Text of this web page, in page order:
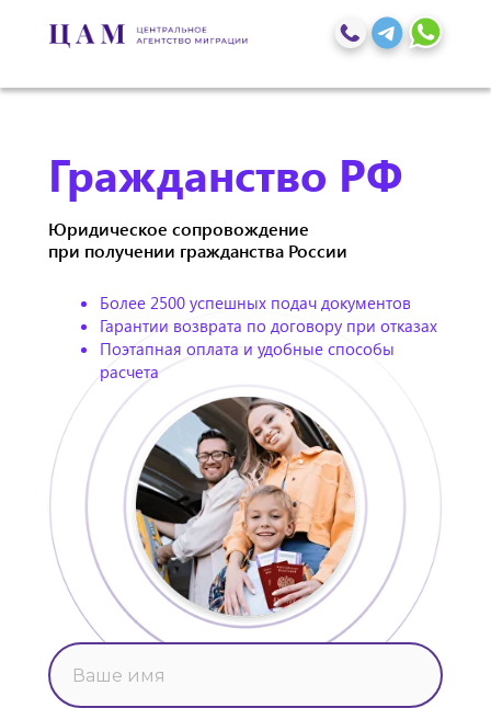
Более 2500 успешных подач документов
Гарантии возврата по договору при отказах
Поэтапная оплата и удобные способы
расчета
Юридическое сопровождение
при получении гражданства России
Гражданство РФ